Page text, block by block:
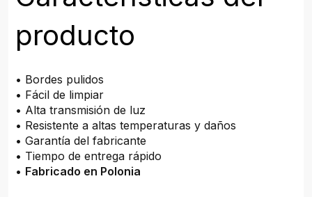
producto
• Bordes pulidos
• Fácil de limpiar
• Alta transmisión de luz
• Resistente a altas temperaturas y daños
• Garantía del fabricante
• Tiempo de entrega rápido
• Fabricado en Polonia